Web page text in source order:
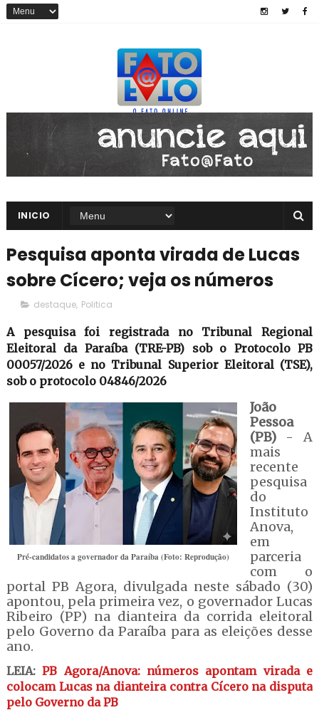
INICIO
Pesquisa aponta virada de Lucas
sobre Cícero; veja os números
destaque, Politica
A pesquisa foi registrada no Tribunal Regional
Eleitoral da Paraíba (TRE-PB) sob o Protocolo PB
00057/2026 e no Tribunal Superior Eleitoral (TSE),
sob o protocolo 04846/2026
Pré-candidatos a governador da Paraíba (Foto: Reprodução)
João
Pessoa
(PB)- A
mais
recente
pesquisa
do
Instituto
Anova,
em
parceria
com o
portal PB Agora, divulgada neste sábado (30)
apontou, pela primeira vez, o governador Lucas
Ribeiro (PP) na dianteira da corrida eleitoral
pelo Governo da Paraíba para as eleições desse
ano.
LEIA:PB Agora/Anova: números apontam virada e
colocam Lucas na dianteira contra Cícero na disputa
pelo Governo da PB